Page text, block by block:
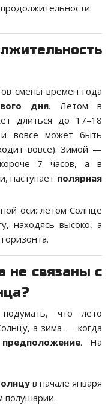
смены времён года
дня. Летом в
длиться до 17–18
вовсе может быть
вовсе). Зимой —
7 часов, а в
наступает полярная
оси: летом Солнце
находясь высоко, а
не связаны с
что лето
а зима — когда
. На
в начале января
полушарии.